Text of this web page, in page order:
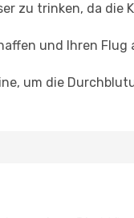
zu trinken, da die
und Ihren Flug
um die